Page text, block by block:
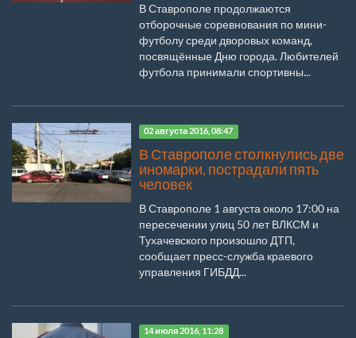
В Ставрополе продолжаются
отборочные соревнования по мини-
футболу среди дворовых команд,
посвящённые Дню города. Любителей
футбола принимали спортивны...
02 августа 2016, 08:47
В Ставрополе столкнулись две
иномарки, пострадали пять
человек
В Ставрополе 1 августа около 17:00 на
пересечении улиц 50 лет ВЛКСМ и
Тухачевского произошло ДТП,
сообщает пресс-служба краевого
управления ГИБДД...
14 июля 2016, 11:28